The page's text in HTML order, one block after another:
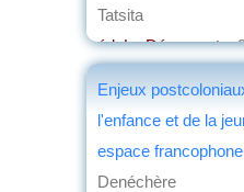
Tatsita
éd. La Découverte,
Enjeux
l'enfance et de la
espace francophone
Denéchère